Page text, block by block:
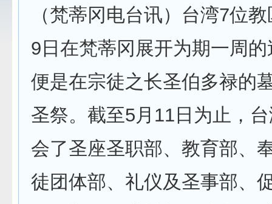
（梵蒂冈电台讯）台湾7位
9日在梵蒂冈展开为期一周
便是在宗徒之长圣伯多禄的
圣祭。截至5月11日为止，
会了圣座圣职部、教育部、
徒团体部、礼仪及圣事部、